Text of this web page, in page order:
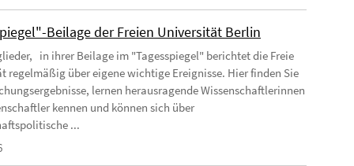
Beilage der Freien Universität Berlin
in ihrer Beilage im "Tagesspiegel" berichtet die Freie
regelmäßig über eigene wichtige Ereignisse. Hier finden Sie
lernen herausragende Wissenschaftlerinnen
kennen und können sich über
...